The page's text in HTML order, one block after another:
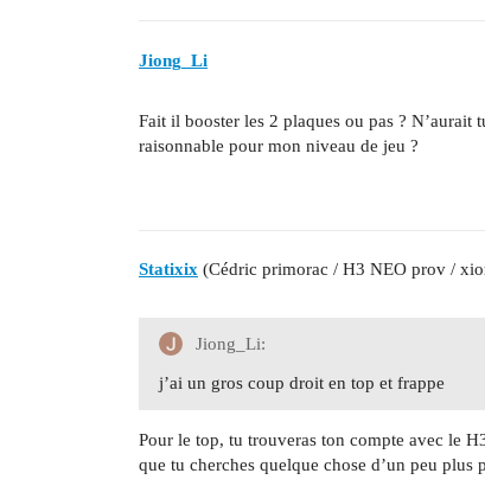
Jiong_Li
Fait il booster les 2 plaques ou pas ? N’aurait
raisonnable pour mon niveau de jeu ?
Statixix (Cédric primorac / H3 NEO prov /
Jiong_Li:
j’ai un gros coup droit en top et frappe
Pour le top, tu trouveras ton compte avec le
que tu cherches quelque chose d’un peu plus